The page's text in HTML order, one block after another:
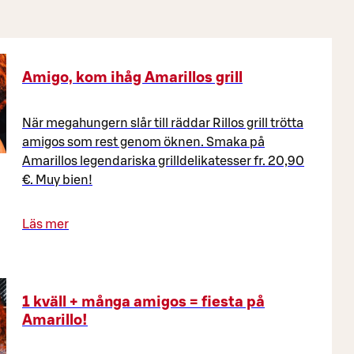
Amigo, kom ihåg Amarillos grill
När megahungern slår till räddar Rillos grill trötta
amigos som rest genom öknen. Smaka på
Amarillos legendariska grilldelikatesser fr. 20,90
€. Muy bien!
Läs mer
1 kväll + många amigos = fiesta på
Amarillo!